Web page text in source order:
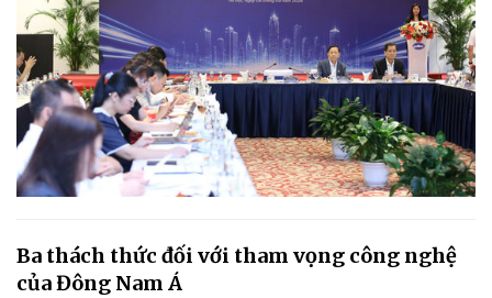
Ba thách thức đối với tham vọng công nghệ
của Đông Nam Á